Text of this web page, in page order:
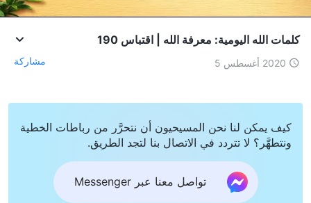
كلمات الله اليومية: معرفة الله | اقتباس 190
2020 أغسطس 5 مشاركة
كيف يمكن لنا نحن المسيحيون أن نتحرَّر من رباطات الخطية
ونتطهَّر؟ لا تتردد في الاتصال بنا لتجد الطريق.
تواصل معنا عبر Messenger